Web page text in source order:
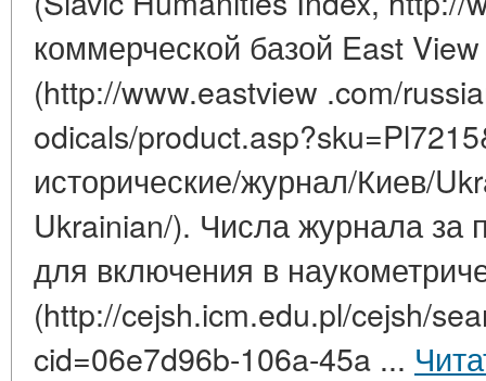
коммерческой базой East
(http://www.eastview .com/
odicals/
исторические/журнал/Киев/
Ukrainian/). Числа журнала за
для включения в
(http://cejsh.icm.edu.pl/cejsh/
cid=06e7d96b-106a-45a ...